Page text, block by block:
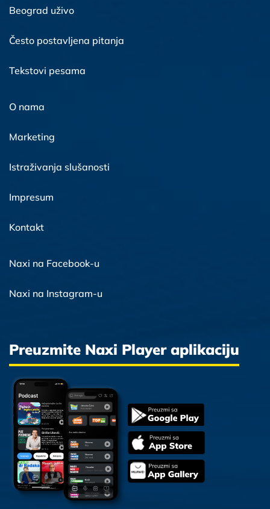
Beograd uživo
Često postavljena pitanja
Tekstovi pesama
O nama
Marketing
Istraživanja slušanosti
Impresum
Kontakt
Naxi na Facebook-u
Naxi na Instagram-u
Preuzmite Naxi Player aplikaciju